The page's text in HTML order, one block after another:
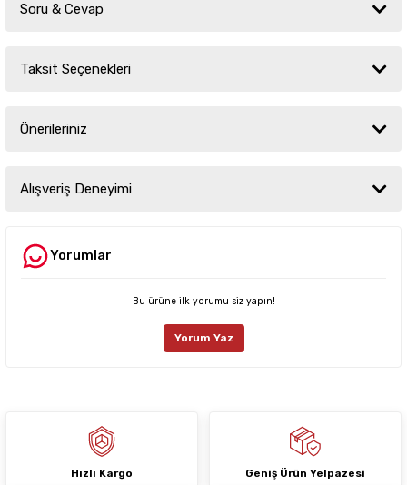
Soru & Cevap
Ürün hakkında henüz soru sorulmamış.
Taksit Seçenekleri
Önerileriniz
yetersiz gördüğünüz noktaları öneri formunu kullanarak tarafımıza
iletebilirsiniz.
Ürün resmi kalitesiz, bozuk veya görüntülenemiyor.
Ürün fiyatı diğer sitelerden daha pahalı.
Alışveriş Deneyimi
Deneyimini Paylaş
Yorumlar
Bu ürüne ilk yorumu siz yapın!
Yorum Yaz
Hızlı Kargo Geniş Ürün Yelpazesi